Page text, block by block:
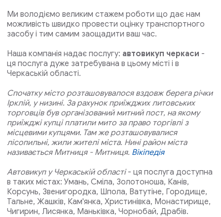
Ми володіємо великим стажем роботи що дає нам
можливість швидко провести оцінку транспортного
засобу і тим самим заощадити ваш час.
Наша компанія надає послугу: автовикуп черкаси -
ця послуга дуже затребувана в цьому місті і в
Черкаській області.
Спочатку місто розташовувалося вздовж берега річки
Ірклій, у низині. За рахунок приїжджих литовських
торговців був організований митний пост, на якому
приїжджі купці платили мито за право торгівлі з
місцевими купцями. Там же розташовувалися
лісопильні, жили жителі міста. Нині район міста
називається Митниця - Митниця. Вікіпедія
Автовикуп у Черкаській області- ця послуга доступна
в таких містах: Умань, Сміла, Золотоноша, Канів,
Корсунь, Звенигородка, Шпола, Ватутіне, Городище,
Тальне, Жашків, Кам'янка, Христинівка, Монастирище,
Чигирин, Лисянка, Маньківка, Чорнобай, Драбів.